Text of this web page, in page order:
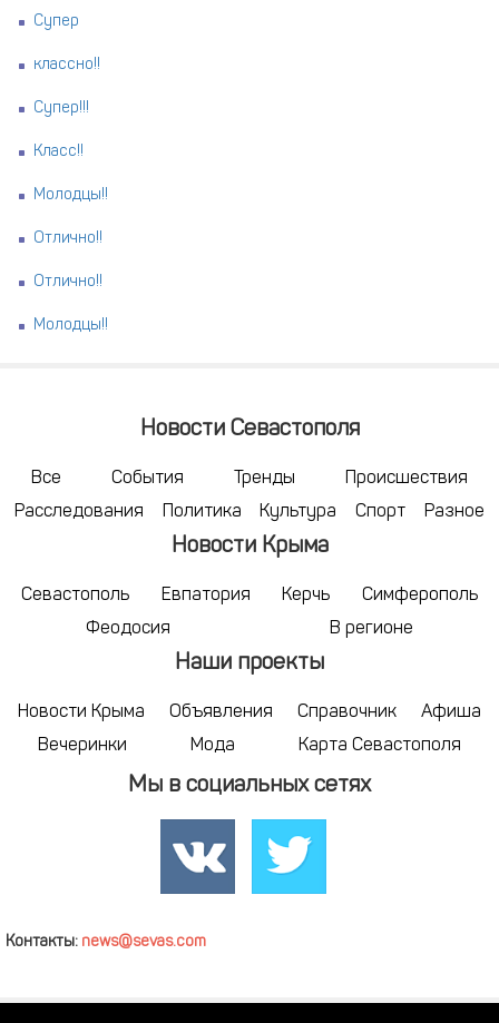
Супер
классно!!
Супер!!!
Класс!!
Молодцы!!
Отлично!!
Отлично!!
Молодцы!!
Новости Севастополя
Все События Тренды
Происшествия
Расследования
Политика Культура Спорт Разное
Новости Крыма
Севастополь Евпатория Керчь
Симферополь
Феодосия
В регионе
Наши проекты
Новости Крыма Объявления Справочник
Афиша
Вечеринки
Мода Карта Севастополя
Мы в социальных сетях
Контакты: news@sevas.com